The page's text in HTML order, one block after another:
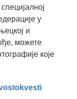
у
и
можете
које